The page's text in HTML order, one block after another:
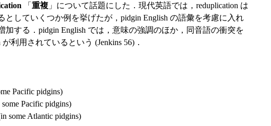
「 重複 」について話題にした．現代英語では，reduplication は
としていくつか例を挙げたが，pidgin English の語彙を考慮に入れ
加する．pidgin English では，意味の強調のほか，同音語の衝突を
利用されているという (Jenkins 56)．
Pacific pidgins)
Pacific pidgins)
some Atlantic pidgins)